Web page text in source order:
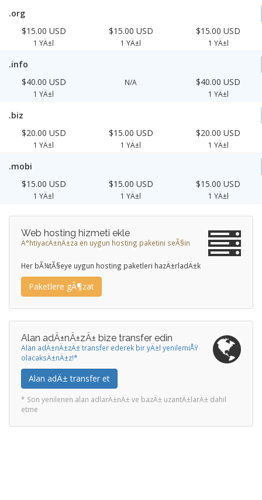
.org
$15.00 USD
1 YÄ±l
$15.00 USD
1 YÄ±l
$15.00 USD
1 YÄ±l
.info
$40.00 USD
1 YÄ±l
N/A $40.00 USD
1 YÄ±l
.biz
$20.00 USD
1 YÄ±l
$15.00 USD
1 YÄ±l
$20.00 USD
1 YÄ±l
.mobi
$15.00 USD
1 YÄ±l
$15.00 USD
1 YÄ±l
$15.00 USD
1 YÄ±l
Web hosting hizmeti ekle
Ä°htiyacÄ±nÄ±za en uygun hosting paketini seÃ§in
Her bÃ¼tÃ§eye uygun hosting paketleri hazÄ±rladÄ±k
Paketlere gÃ¶zat
Alan adÄ±nÄ±zÄ± bize transfer edin
Alan adÄ±nÄ±zÄ± transfer ederek bir yÄ±l yenilemiÅŸ
olacaksÄ±nÄ±z!*
Alan adÄ± transfer et
* Son yenilenen alan adlarÄ±nÄ± ve bazÄ± uzantÄ±larÄ± dahil
etme